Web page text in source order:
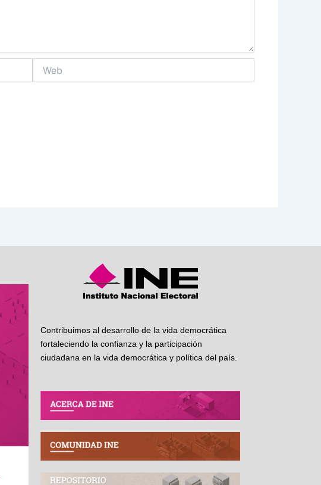
Contribuimos al desarrollo de la vida democrática
fortaleciendo la confianza y la participación
ciudadana en la vida democrática y política del país.